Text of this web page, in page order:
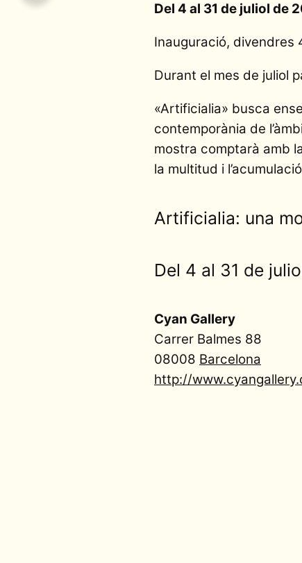
Del 4 al 31 de juliol de
Inauguració, divendres
Durant el mes de juliol
«Artificialia» busca
contemporània de
mostra comptarà amb
la multitud i
Artificialia: una
Del 4 al 31 de
Cyan Gallery
Carrer Balmes 88
08008 Barcelona
http://